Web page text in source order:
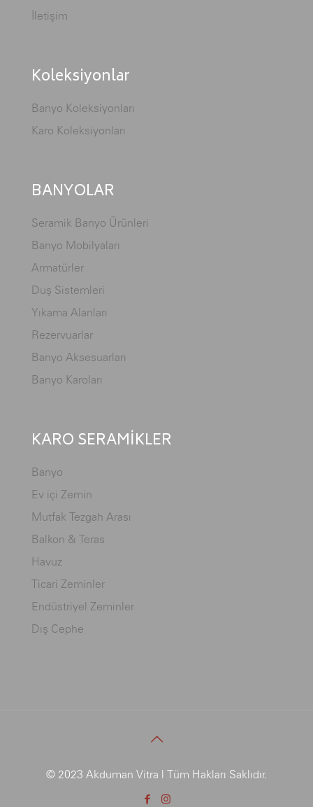
İletişim
Koleksiyonlar
Banyo Koleksiyonları
Karo Koleksiyonları
BANYOLAR
Seramik Banyo Ürünleri
Banyo Mobilyaları
Armatürler
Duş Sistemleri
Yıkama Alanları
Rezervuarlar
Banyo Aksesuarları
Banyo Karoları
KARO SERAMİKLER
Banyo
Ev içi Zemin
Mutfak Tezgah Arası
Balkon & Teras
Havuz
Ticari Zeminler
Endüstriyel Zeminler
Dış Cephe
© 2023 Akduman Vitra | Tüm Hakları Saklıdır.